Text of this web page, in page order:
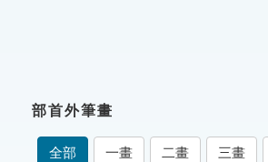
成語故事
索引選單
部首外筆畫
全部 一畫 二畫 三畫